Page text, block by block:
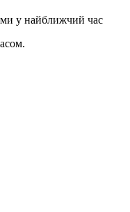
у найближчий час